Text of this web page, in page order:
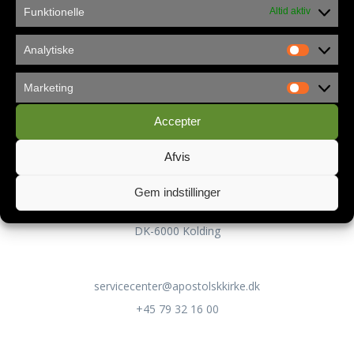
Funktionelle Altid aktiv
Analytiske
Marketing
Accepter
Afvis
Gem indstillinger
Privatlivspolitik
Kontakt
Servicecenteret
Lykkegårdsvej 100
DK-6000 Kolding
servicecenter@apostolskkirke.dk
+45 79 32 16 00